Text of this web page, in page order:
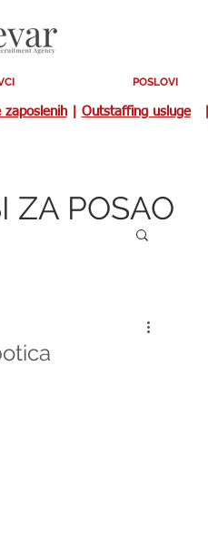
POSLOVI
zaposlenih| Outstaffing usluge|
ZA POSAO